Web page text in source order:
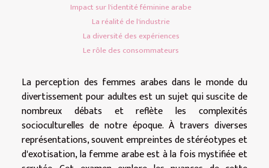
Impact sur l'identité féminine arabe
La réalité de l'industrie
La diversité des expériences
Le rôle des consommateurs
La perception des femmes arabes dans le monde du
divertissement pour adultes est un sujet qui suscite de
nombreux débats et reflète les complexités
socioculturelles de notre époque. À travers diverses
représentations, souvent empreintes de stéréotypes et
d'exotisation, la femme arabe est à la fois mystifiée et